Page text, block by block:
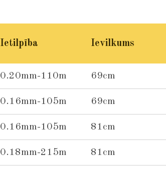
Ietilpība Ievilkums
0.20mm-110m 69cm
0.16mm-105m 69cm
0.16mm-105m 81cm
0.18mm-215m 81cm